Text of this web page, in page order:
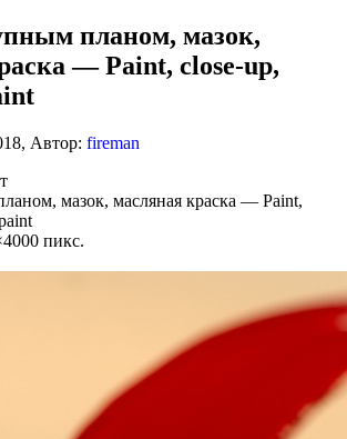
планом, мазок,
— Paint, close-up,
, Автор: fireman
мазок, масляная краска — Paint,
пикс.